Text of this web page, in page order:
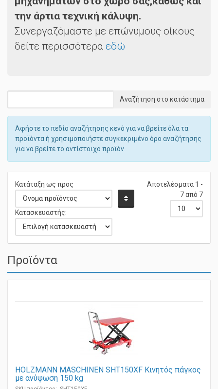
μηχανημάτων στο χώρο σας,καθώς και
την άρτια τεχνική κάλυψη.
Συνεργαζόμαστε με επώνυμους οίκους
δείτε περισσότερα εδώ
Αφήστε το πεδίο αναζήτησης κενό για να βρείτε όλα τα
προϊόντα ή χρησιμοποιήστε συγκεκριμένο όρο αναζήτησης
για να βρείτε το αντίστοιχο προϊόν.
Κατάταξη ως προς
Κατασκευαστής:
Αποτελέσματα 1 -
7 από 7
Προϊόντα
HOLZMANN MASCHINEN SHT150XF Κινητός πάγκος
με ανύψωση 150 kg